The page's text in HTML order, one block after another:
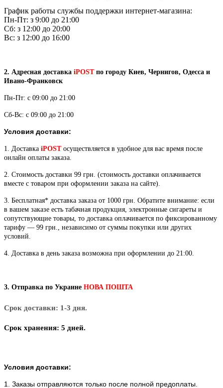
График работы службы поддержки интернет-магазина:
Пн-Пт: з 9:00 до 21:00
Сб: з 12:00 до 20:00
Вс: з 12:00 до 16:00
2. Адресная доставка iPOSTпо городу Киев, Чернигов, Одесса и
Ивано-Франковск
Пн-Пт: с 09:00 до 21:00
Сб-Вс: с 09:00 до 21:00
Условия доставки:
1. Доставка iPOSTосуществляется в удобное для вас время после
онлайн оплаты заказа.
2. Стоимость доставки 99 грн. (стоимость доставки оплачивается
вместе с товаром при оформлении заказа на сайте).
3. Бесплатная* доставка заказа от 1000 грн. Обратите внимание: если
в вашем заказе есть табачная продукция, электронные сигареты и
сопутствующие товары, то доставка оплачивается по фиксированному
тарифу — 99 грн., независимо от суммы покупки или других
условий.
4. Доставка в день заказа возможна при оформлении до 21:00.
3. Отправка по Украине НОВА ПОШТА
Срок доставки: 1-3 дня.
Срок хранения: 5 дней.
Условия доставки:
1. Заказы отправляются только после полной предоплаты.